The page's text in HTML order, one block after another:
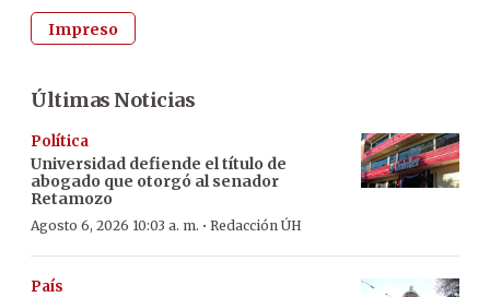
Impreso
Últimas Noticias
Política
Universidad defiende el título de
abogado que otorgó al senador
Retamozo
Agosto 6, 2026 10:03 a. m. · Redacción ÚH
País